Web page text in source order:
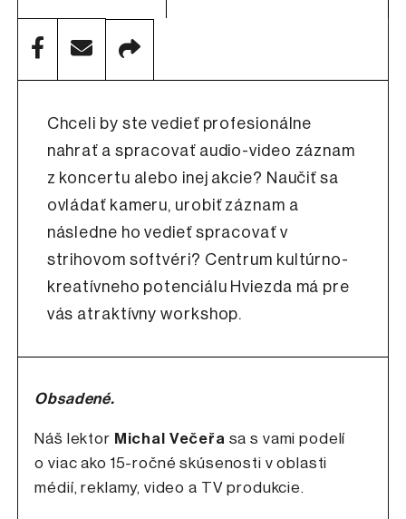
Chceli by ste vedieť profesionálne
nahrať a spracovať audio-video záznam
z koncertu alebo inej akcie? Naučiť sa
ovládať kameru, urobiť záznam a
následne ho vedieť spracovať v
strihovom softvéri? Centrum kultúrno-
kreatívneho potenciálu Hviezda má pre
vás atraktívny workshop.
Obsadené.
Náš lektor Michal Večeřa sa s vami podelí
o viac ako 15-ročné skúsenosti v oblasti
médií, reklamy, video a TV produkcie.